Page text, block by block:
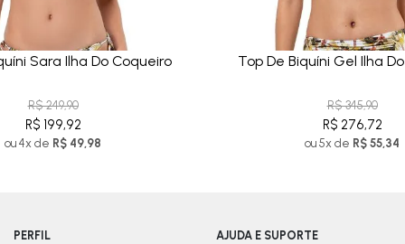
Sara Ilha Do Coqueiro
R$ 249,90
R$ 199,92
ou 4x de R$ 49,98
Top De Biquíni Gel Ilha
R$ 345,90
R$ 276,72
ou 5x de R$ 55,34
PERFIL AJUDA E SUPORTE